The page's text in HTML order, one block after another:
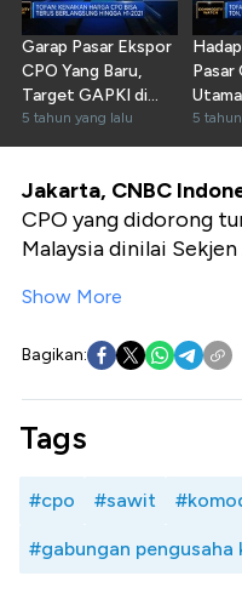
Garap Pasar Ekspor
CPO Yang Baru,
Target GAPKI di
2021
5 tahun yang lalu
Pasar
CPO
5
Jakarta, CNBC
CPO yang didorong
Malaysia dinilai Sekjen
Show More
Bagikan:
Tags
#cpo #sawit
#gabungan